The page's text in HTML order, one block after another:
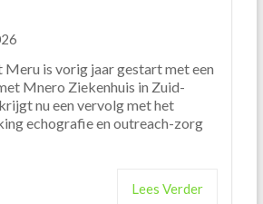
is vorig jaar gestart met een
Mnero Ziekenhuis in Zuid-
nu een vervolg met het
echografie en outreach-zorg
Lees Verder